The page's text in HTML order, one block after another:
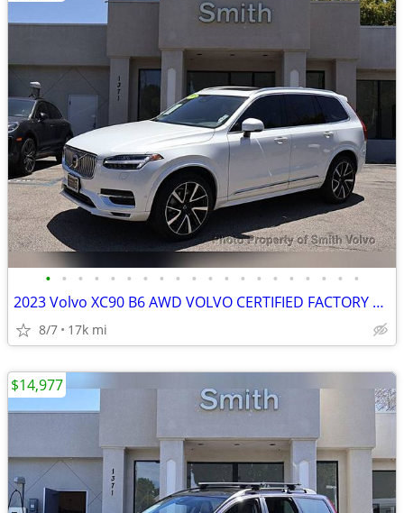
• • • • • • • • • • • • • • • • • • • •
2023 Volvo XC90 B6 AWD VOLVO CERTIFIED FACTORY WARRANTY TIL 2028
8/7 17k mi
$14,977